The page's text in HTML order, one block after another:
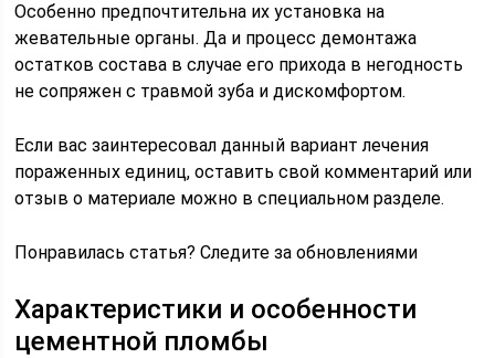
Особенно предпочтительна их установка на
жевательные органы. Да и процесс демонтажа
остатков состава в случае его прихода в негодность
не сопряжен с травмой зуба и дискомфортом.
Если вас заинтересовал данный вариант лечения
пораженных единиц, оставить свой комментарий или
отзыв о материале можно в специальном разделе.
Понравилась статья? Следите за обновлениями
Характеристики и особенности
цементной пломбы